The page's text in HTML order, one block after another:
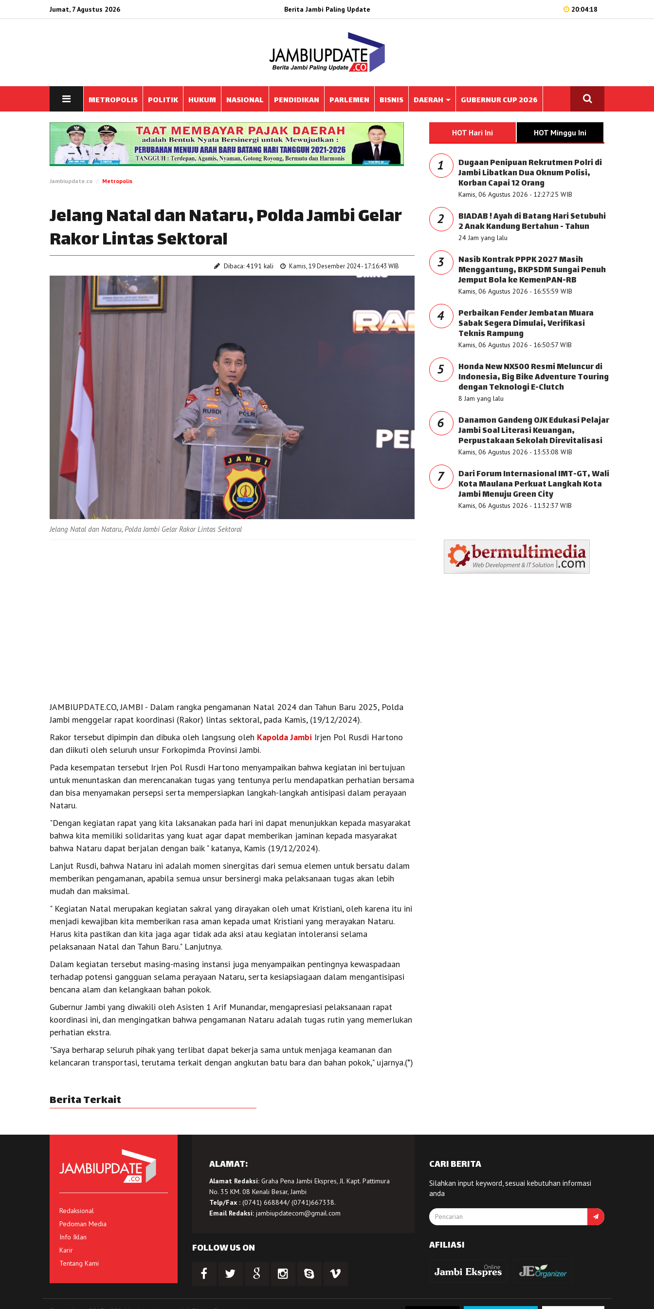
Jumat, 7 Agustus 2026 Berita Jambi Paling Update 20:04:18
METROPOLIS POLITIK HUKUM NASIONAL PENDIDIKAN PARLEMEN BISNIS DAERAH GUBERNUR CUP 2026
Jambiupdate.co Metropolis
Jelang Natal dan Nataru, Polda Jambi Gelar
Rakor Lintas Sektoral
Dibaca: 4191 kali Kamis, 19 Desember 2024 - 17:16:43 WIB
Jelang Natal dan Nataru, Polda Jambi Gelar Rakor Lintas Sektoral
JAMBIUPDATE.CO, JAMBI - Dalam rangka pengamanan Natal 2024 dan Tahun Baru 2025, Polda
Jambi menggelar rapat koordinasi (Rakor) lintas sektoral, pada Kamis, (19/12/2024).
Rakor tersebut dipimpin dan dibuka oleh langsung oleh Kapolda Jambi Irjen Pol Rusdi Hartono
dan diikuti oleh seluruh unsur Forkopimda Provinsi Jambi.
Pada kesempatan tersebut Irjen Pol Rusdi Hartono menyampaikan bahwa kegiatan ini bertujuan
untuk menuntaskan dan merencanakan tugas yang tentunya perlu mendapatkan perhatian bersama
dan bisa menyamakan persepsi serta mempersiapkan langkah-langkah antisipasi dalam perayaan
Nataru.
"Dengan kegiatan rapat yang kita laksanakan pada hari ini dapat menunjukkan kepada masyarakat
bahwa kita memiliki solidaritas yang kuat agar dapat memberikan jaminan kepada masyarakat
bahwa Nataru dapat berjalan dengan baik " katanya, Kamis (19/12/2024).
Lanjut Rusdi, bahwa Nataru ini adalah momen sinergitas dari semua elemen untuk bersatu dalam
memberikan pengamanan, apabila semua unsur bersinergi maka pelaksanaan tugas akan lebih
mudah dan maksimal.
" Kegiatan Natal merupakan kegiatan sakral yang dirayakan oleh umat Kristiani, oleh karena itu ini
menjadi kewajiban kita memberikan rasa aman kepada umat Kristiani yang merayakan Nataru.
Harus kita pastikan dan kita jaga agar tidak ada aksi atau kegiatan intoleransi selama
pelaksanaan Natal dan Tahun Baru." Lanjutnya.
Dalam kegiatan tersebut masing-masing instansi juga menyampaikan pentingnya kewaspadaan
terhadap potensi gangguan selama perayaan Nataru, serta kesiapsiagaan dalam mengantisipasi
bencana alam dan kelangkaan bahan pokok.
Gubernur Jambi yang diwakili oleh Asisten 1 Arif Munandar, mengapresiasi pelaksanaan rapat
koordinasi ini, dan mengingatkan bahwa pengamanan Nataru adalah tugas rutin yang memerlukan
perhatian ekstra.
"Saya berharap seluruh pihak yang terlibat dapat bekerja sama untuk menjaga keamanan dan
kelancaran transportasi, terutama terkait dengan angkutan batu bara dan bahan pokok," ujarnya.(*)
Berita Terkait
HOT Hari Ini HOT Minggu Ini
1 Dugaan Penipuan Rekrutmen Polri di
Jambi Libatkan Dua Oknum Polisi,
Korban Capai 12 Orang
Kamis, 06 Agustus 2026 - 12:27:25 WIB
2 BIADAB ! Ayah di Batang Hari Setubuhi
2 Anak Kandung Bertahun - Tahun
24 Jam yang lalu
3 Nasib Kontrak PPPK 2027 Masih
Menggantung, BKPSDM Sungai Penuh
Jemput Bola ke KemenPAN-RB
Kamis, 06 Agustus 2026 - 16:55:59 WIB
4 Perbaikan Fender Jembatan Muara
Sabak Segera Dimulai, Verifikasi
Teknis Rampung
Kamis, 06 Agustus 2026 - 16:50:57 WIB
5 Honda New NX500 Resmi Meluncur di
Indonesia, Big Bike Adventure Touring
dengan Teknologi E-Clutch
8 Jam yang lalu
6 Danamon Gandeng OJK Edukasi Pelajar
Jambi Soal Literasi Keuangan,
Perpustakaan Sekolah Direvitalisasi
Kamis, 06 Agustus 2026 - 13:53:08 WIB
7 Dari Forum Internasional IMT-GT, Wali
Kota Maulana Perkuat Langkah Kota
Jambi Menuju Green City
Kamis, 06 Agustus 2026 - 11:32:37 WIB
Redaksional
Pedoman Media
Info Iklan
Karir
Tentang Kami
ALAMAT:
Alamat Redaksi:Graha Pena Jambi Ekspres, Jl. Kapt. Pattimura
No. 35 KM. 08 Kenali Besar, Jambi
Telp/Fax :(0741) 668844/ (0741)667338.
Email Redaksi: jambiupdatecom@gmail.com
FOLLOW US ON
CARI BERITA
Silahkan input keyword, sesuai kebutuhan informasi
anda
AFILIASI